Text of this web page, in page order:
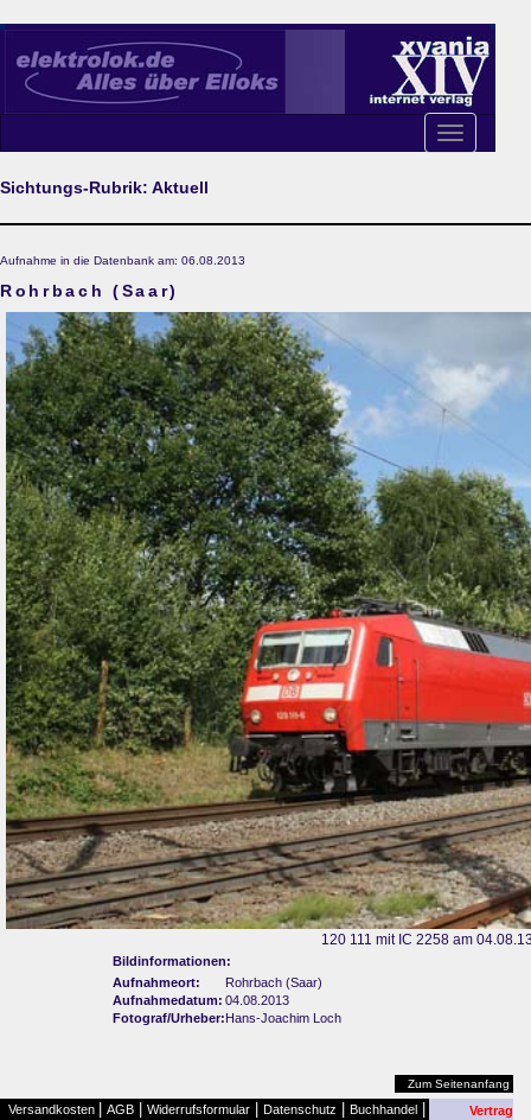
Toggle
navigation
Sichtungs-Rubrik: Aktuell
Aufnahme in die Datenbank am: 06.08.2013
Rohrbach (Saar)
120 111 mit IC 2258 am
Bildinformationen:
Aufnahmeort:
Rohrbach (Saar)
Aufnahmedatum: 04.08.2013
Fotograf/Urheber:Hans-Joachim Loch
Zum Seitenanfang
Versandkosten AGB Widerrufsformular Datenschutz Buchhandel
Vertrag